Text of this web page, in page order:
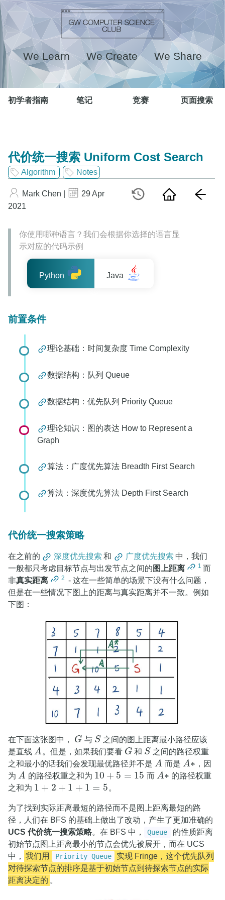
We Learn We Create We Share
初学者指南 笔记 竞赛 页面搜索
代价统一搜索 Uniform Cost Search
Algorithm Notes
Mark Chen |
29 Apr
2021
你使用哪种语言？我们会根据你选择的语言显
示对应的代码示例
Python Java
前置条件
理论基础：时间复杂度 Time Complexity
数据结构：队列 Queue
数据结构：优先队列 Priority Queue
理论知识：图的表达 How to Represent a
Graph
算法：广度优先算法 Breadth First Search
算法：深度优先算法 Depth First Search
代价统一搜索策略
在之前的 深度优先搜索 和 广度优先搜索 中，我们
一般都只考虑目标节点与出发节点之间的 图上距离 1 而
非真实距离 2 - 这在一些简单的场景下没有什么问题，
但是在一些情况下图上的距离与真实距离并不一致。例如
下图：
在下面这张图中， G
G 与 S
S 之间的图上距离最小路径应该
是直线 A
A 。但是，如果我们要看 G
G 和 S
S 之间的路径权重
之和最小的话我们会发现最优路径并不是 A
A 而是 A∗
A∗
，因
为 A
A 的路径权重之和为 10 + 5 = 15
10+5=15 而 A∗
A∗
的路径权重
之和为 1 + 2 + 1 + 1 = 5
1 +2+1 +1 =5 。
为了找到实际距离最短的路径而不是图上距离最短的路
径，人们在 BFS 的基础上做出了改动，产生了更加准确的
UCS 代价统一搜索策略。在 BFS 中， Queue
的性质距离
初始节点图上距离最小的节点会优先被展开，而在 UCS
中， 我们用 Priority Queue
实现 Fringe，这个优先队列
对待探索节点的排序是基于初始节点到待探索节点的实际
距离决定的 。